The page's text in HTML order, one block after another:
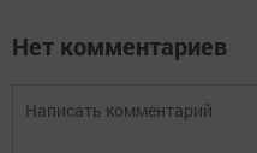
Нет комментариев